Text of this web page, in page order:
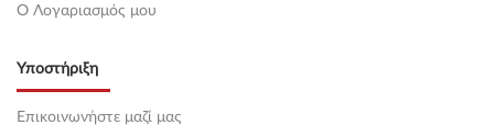
O Λογαριασμός μου
Υποστήριξη
Επικοινωνήστε μαζί μας